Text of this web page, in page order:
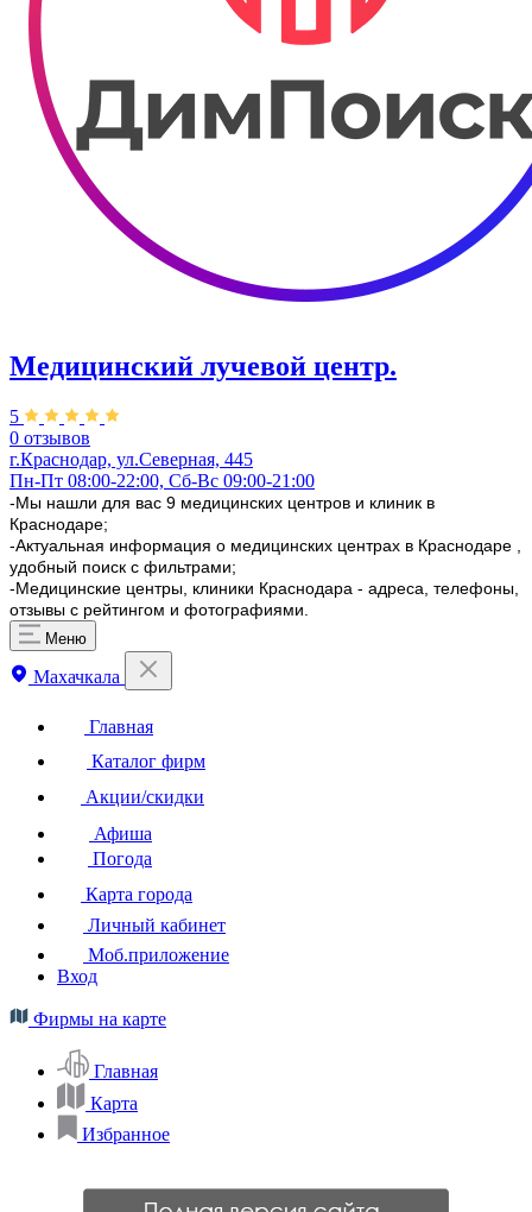
Медицинский лучевой центр.
5
0 отзывов
г.Краснодар, ул.​Северная, 445
Пн-Пт 08:00-22:00, Сб-Вс 09:00-21:00
-Мы нашли для вас 9 медицинских центров и клиник в
Краснодаре;
-Актуальная информация о медицинских центрах в Краснодаре ,
удобный поиск с фильтрами;
-Медицинские центры, клиники Краснодара - адреса, телефоны,
отзывы с рейтингом и фотографиями.
Меню
Махачкала
Главная
Каталог фирм
Акции/скидки
Афиша
Погода
Карта города
Личный кабинет
Моб.приложение
Вход
Фирмы на карте
Главная
Карта
Избранное